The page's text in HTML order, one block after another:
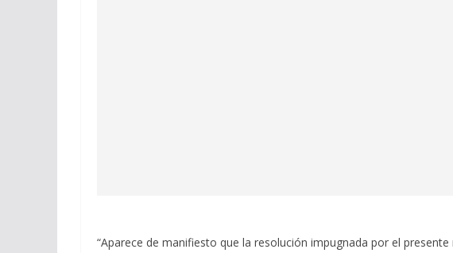
“Aparece de manifiesto que la resolución impugnada por el